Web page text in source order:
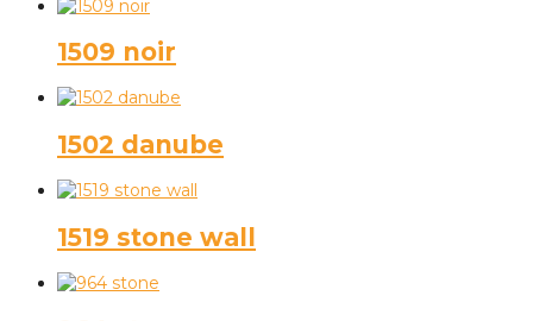
1509 noir
1502 danube
1519 stone wall